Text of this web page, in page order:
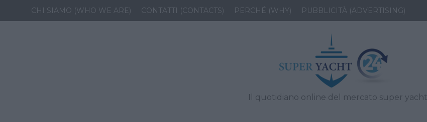
CHI SIAMO (WHO WE ARE) CONTATTI (CONTACTS) PERCHÉ (WHY) PUBBLICITÀ (ADVERTISING)
Il quotidiano online del mercato super yacht